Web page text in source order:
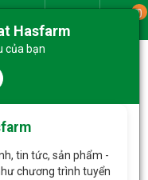
0
Hasfarm
của bạn
tin tức, sản phẩm -
chương trình tuyển